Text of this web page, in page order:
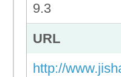
9.3
URL
http://